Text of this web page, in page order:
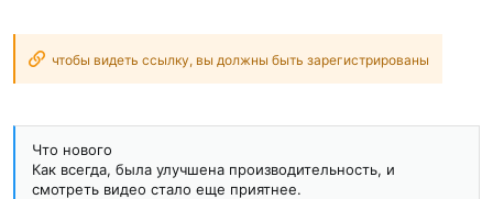
чтобы видеть ссылку, вы должны быть зарегистрированы
Что нового
Как всегда, была улучшена производительность, и
смотреть видео стало еще приятнее.